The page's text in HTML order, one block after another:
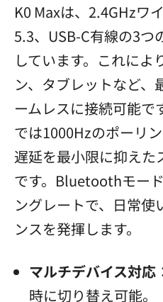
K0 Maxは、2.4GHzワ
5.3、USB-C有線の3つ
しています。これによ
ン、タブレットなど、
ームレスに接続可能で
では1000Hzのポーリ
遅延を最小限に抑えた
です。Bluetoothモー
ングレートで、日常
ンスを発揮します。
マルチデバイス対応
時に切り替え可能。